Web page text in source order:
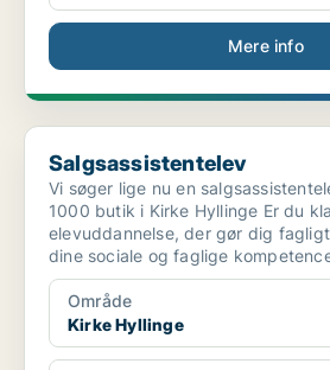
Mere info
Salgsassistentelev
Salgsassistentelev
Vi søger lige nu en
1000 butik i Kirke Hyllinge Er du
elevuddannelse, der gør dig
dine sociale og faglige
Område
Kirke Hyllinge